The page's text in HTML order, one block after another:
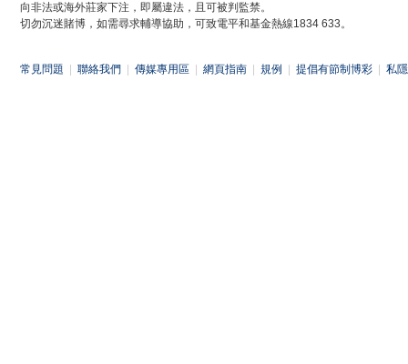
向非法或海外莊家下注，即屬違法，且可被判監禁。
切勿沉迷賭博，如需尋求輔導協助，可致電平和基金熱線1834 633。
常見問題 聯絡我們 傳媒專用區 網頁指南 規例 提倡有節制博彩 私